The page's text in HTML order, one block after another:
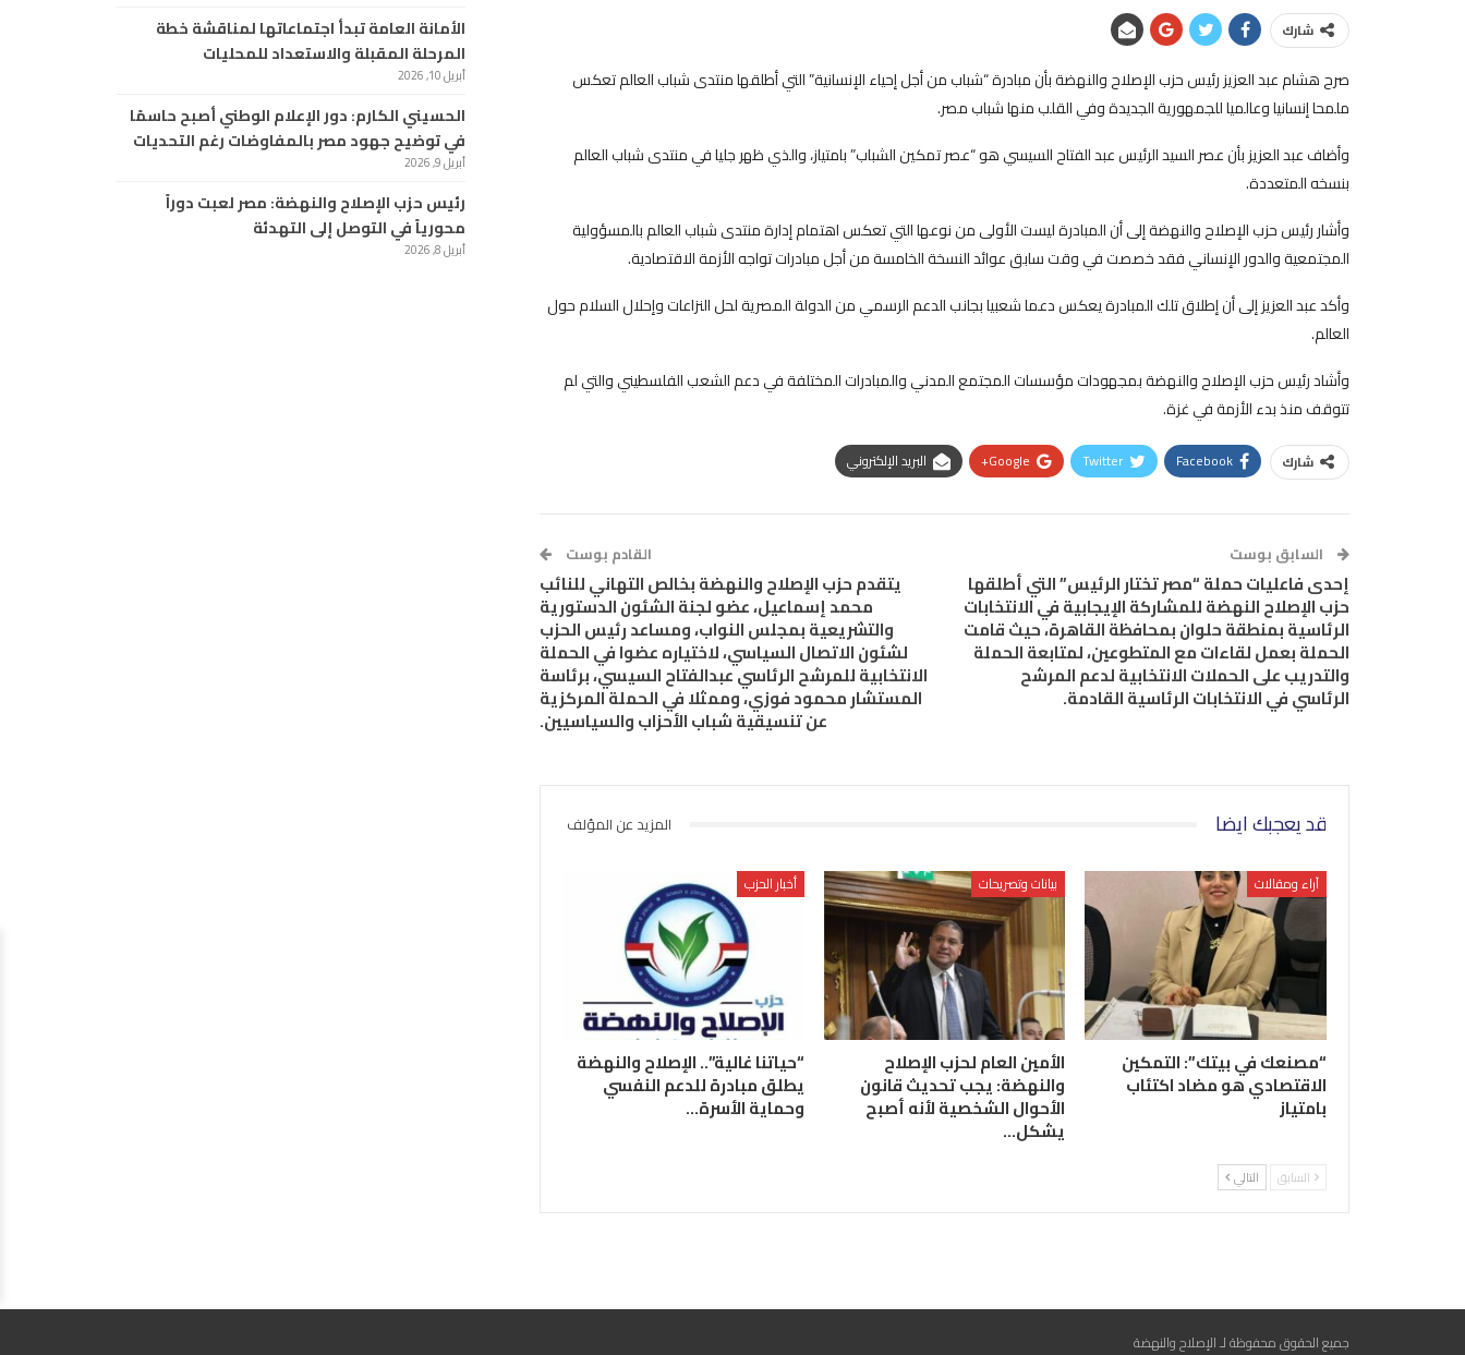
شارك
صرح هشام عبد العزيز رئيس حزب الإصلاح والنهضة بأن مبادرة “شباب من أجل إحياء الإنسانية” التي أطلقها منتدى شباب العالم تعكس
ملمحا إنسانيا وعالميا للجمهورية الجديدة وفي القلب منها شباب مصر.
وأضاف عبد العزيز بأن عصر السيد الرئيس عبد الفتاح السيسي هو “عصر تمكين الشباب” بامتياز، والذي ظهر جليا في منتدى شباب العالم
بنسخه المتعددة.
وأشار رئيس حزب الإصلاح والنهضة إلى أن المبادرة ليست الأولى من نوعها التي تعكس اهتمام إدارة منتدى شباب العالم بالمسؤولية
المجتمعية والدور الإنساني فقد خصصت في وقت سابق عوائد النسخة الخامسة من أجل مبادرات تواجه الأزمة الاقتصادية.
وأكد عبد العزيز إلى أن إطلاق تلك المبادرة يعكس دعما شعبيا بجانب الدعم الرسمي من الدولة المصرية لحل النزاعات وإحلال السلام حول
العالم.
وأشاد رئيس حزب الإصلاح والنهضة بمجهودات مؤسسات المجتمع المدني والمبادرات المختلفة في دعم الشعب الفلسطيني والتي لم
تتوقف منذ بدء الأزمة في غزة.
شارك Facebook
Twitter
Google+ البريد الإلكتروني
السابق بوست
إحدى فاعليات حملة “مصر تختار الرئيس” التي أطلقها
حزب الإصلاح النهضة للمشاركة الإيجابية في الانتخابات
الرئاسية بمنطقة حلوان بمحافظة القاهرة، حيث قامت
الحملة بعمل لقاءات مع المتطوعين، لمتابعة الحملة
والتدريب على الحملات الانتخابية لدعم المرشح
الرئاسي في الانتخابات الرئاسية القادمة.
القادم بوست
يتقدم حزب الإصلاح والنهضة بخالص التهاني للنائب
محمد إسماعيل، عضو لجنة الشئون الدستورية
والتشريعية بمجلس النواب، ومساعد رئيس الحزب
لشئون الاتصال السياسي، لاختياره عضوا في الحملة
الانتخابية للمرشح الرئاسي عبدالفتاح السيسي، برئاسة
المستشار محمود فوزي، وممثلا في الحملة المركزية
عن تنسيقية شباب الأحزاب والسياسيين.
قد يعجبك ايضا المزيد عن المؤلف
آراء ومقالات
“مصنعك في بيتك”: التمكين
الاقتصادي هو مضاد اكتئاب
بامتياز
بيانات وتصريحات
الأمين العام لحزب الإصلاح
والنهضة: يجب تحديث قانون
الأحوال الشخصية لأنه أصبح
يشكل…
أخبار الحزب
“حياتنا غالية”.. الإصلاح والنهضة
يطلق مبادرة للدعم النفسي
وحماية الأسرة…
السابق التالي
الأمانة العامة تبدأ اجتماعاتها لمناقشة خطة
المرحلة المقبلة والاستعداد للمحليات
أبريل 10, 2026
الحسيني الكارم: دور الإعلام الوطني أصبح حاسمًا
في توضيح جهود مصر بالمفاوضات رغم التحديات
أبريل 9, 2026
رئيس حزب الإصلاح والنهضة: مصر لعبت دوراً
محورياً في التوصل إلى التهدئة
أبريل 8, 2026
جميع الحقوق محفوظة لـ الإصلاح والنهضة